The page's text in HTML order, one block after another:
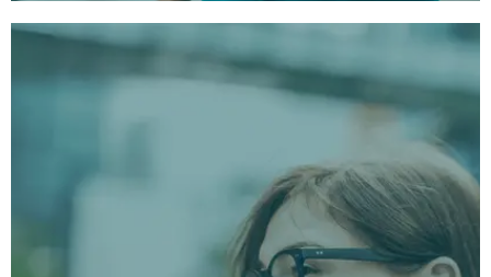
Plongez-vous dans une
expérience profonde et transformative.